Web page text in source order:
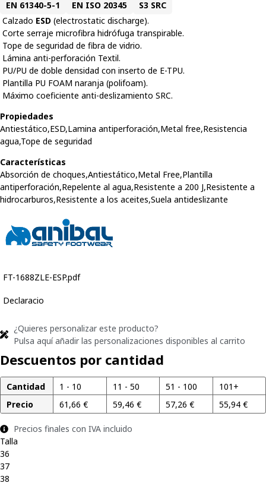
EN 61340-5-1 EN ISO 20345
S3 SRC
 Calzado ESD (electrostatic discharge).
 Corte serraje microfibra hidrófuga transpirable.
 Tope de seguridad de fibra de vidrio.
 Lámina anti-perforación Textil.
 PU/PU de doble densidad con inserto de E-TPU.
 Plantilla PU FOAM naranja (polifoam).
 Máximo coeficiente anti-deslizamiento SRC.
Propiedades
Antiestático,ESD,Lamina antiperforación,Metal free,Resistencia
agua,Tope de seguridad
Características
Absorción de choques,Antiestático,Metal Free,Plantilla
antiperforación,Repelente al agua,Resistente a 200 J,Resistente a
hidrocarburos,Resistente a los aceites,Suela antideslizante
FT-1688ZLE-ESP.pdf
Declaracio
¿Quieres personalizar este producto?
Pulsa aquí añadir las personalizaciones disponibles al carrito
Descuentos por cantidad
Cantidad
Precio
1 - 10
61,66€
11 - 50
59,46 €
51 - 100
57,26€
101+
55,94 €
Precios finales con IVA incluido
Talla
36
37
38